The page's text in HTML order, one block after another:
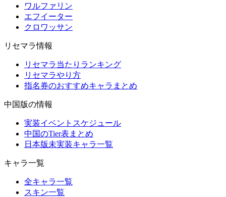
ワルファリン
エフイーター
クロワッサン
リセマラ情報
リセマラ当たりランキング
リセマラやり方
指名券のおすすめキャラまとめ
中国版の情報
実装イベントスケジュール
中国のTier表まとめ
日本版未実装キャラ一覧
キャラ一覧
全キャラ一覧
スキン一覧